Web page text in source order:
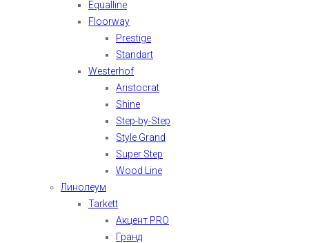
Equalline
Floorway
Prestige
Standart
Westerhof
Aristocrat
Shine
Step-by-Step
Style Grand
Super Step
Wood Line
Линолеум
Tarkett
Акцент PRO
Гранд